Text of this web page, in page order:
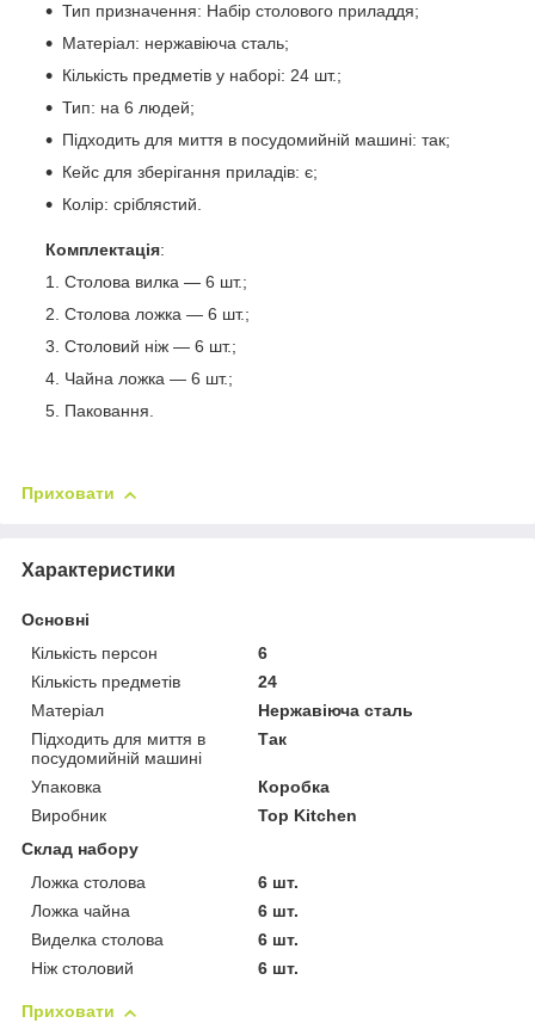
Тип призначення: Набір столового приладдя;
Матеріал: нержавіюча сталь;
Кількість предметів у наборі: 24 шт.;
Тип: на 6 людей;
Підходить для миття в посудомийній машині: так;
Кейс для зберігання приладів: є;
Колір: сріблястий.
Комплектація:
Столова вилка — 6 шт.;
Столова ложка — 6 шт.;
Столовий ніж — 6 шт.;
Чайна ложка — 6 шт.;
Паковання.
Приховати
Характеристики
Основні
Кількість персон
6
Кількість предметів
24
Матеріал
Нержавіюча сталь
Підходить для миття в
посудомийній машині
Так
Упаковка
Коробка
Виробник
Top Kitchen
Склад набору
Ложка столова
6 шт.
Ложка чайна
6 шт.
Виделка столова
6 шт.
Ніж столовий
6 шт.
Приховати